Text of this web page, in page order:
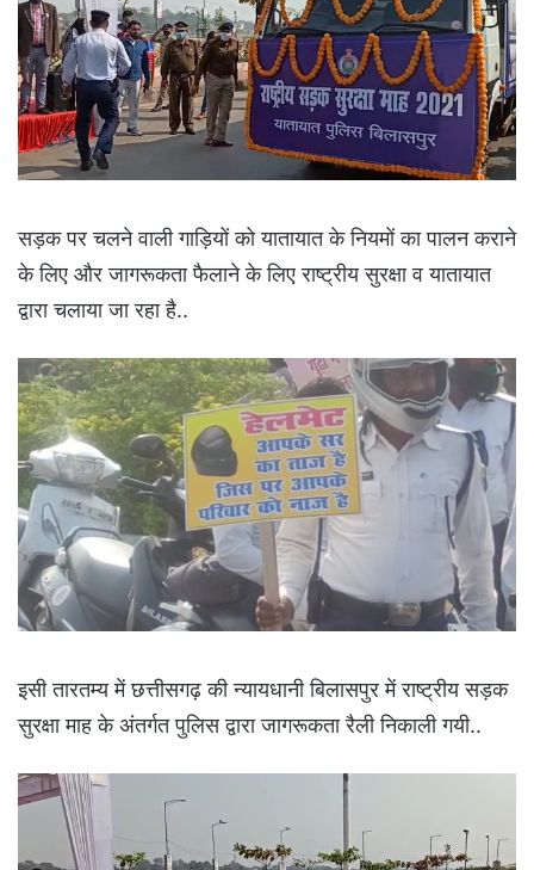
सड़क पर चलने वाली गाड़ियों को यातायात के नियमों का पालन कराने
के लिए और जागरूकता फैलाने के लिए राष्ट्रीय सुरक्षा व यातायात
द्वारा चलाया जा रहा है..
इसी तारतम्य में छत्तीसगढ़ की न्यायधानी बिलासपुर में राष्ट्रीय सड़क
सुरक्षा माह के अंतर्गत पुलिस द्वारा जागरूकता रैली निकाली गयी..